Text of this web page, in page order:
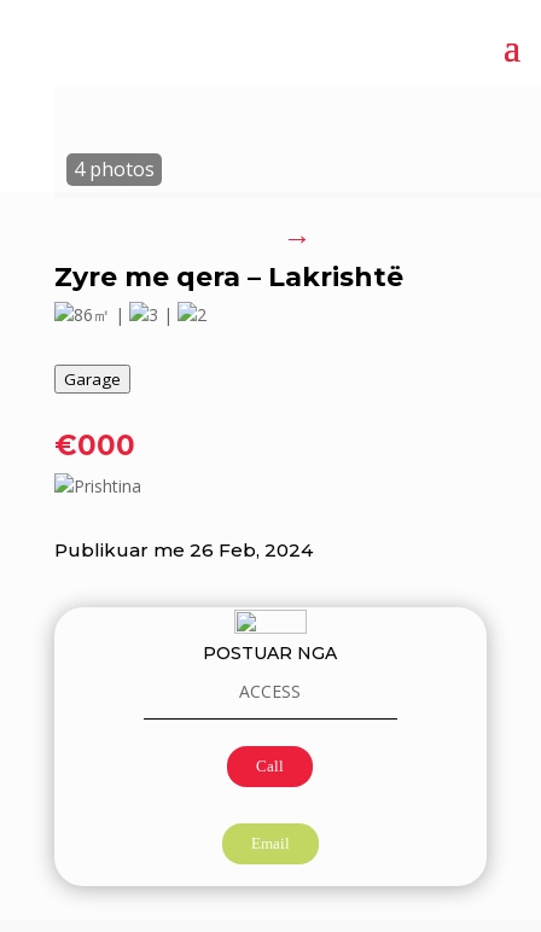
→
Zyre me qera – Lakrishtë
86㎡ | 3 | 2
Garage
€000
Prishtina
Publikuar me 26 Feb, 2024
POSTUAR NGA
ACCESS
Call
Email